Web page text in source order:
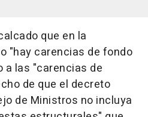
que en la
"hay carencias de fondo
a las "carencias de
de que el decreto
de Ministros no incluya